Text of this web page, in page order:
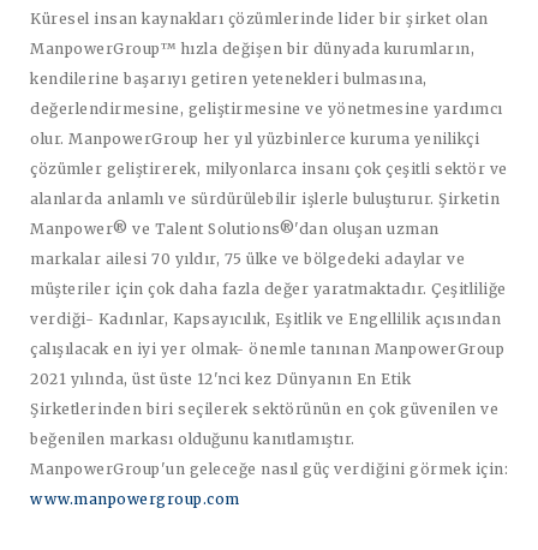
Küresel insan kaynakları çözümlerinde lider bir şirket olan
ManpowerGroup™ hızla değişen bir dünyada kurumların,
kendilerine başarıyı getiren yetenekleri bulmasına,
değerlendirmesine, geliştirmesine ve yönetmesine yardımcı
olur. ManpowerGroup her yıl yüzbinlerce kuruma yenilikçi
çözümler geliştirerek, milyonlarca insanı çok çeşitli sektör ve
alanlarda anlamlı ve sürdürülebilir işlerle buluşturur. Şirketin
Manpower® ve Talent Solutions®'dan oluşan uzman
markalar ailesi 70 yıldır, 75 ülke ve bölgedeki adaylar ve
müşteriler için çok daha fazla değer yaratmaktadır. Çeşitliliğe
verdiği- Kadınlar, Kapsayıcılık, Eşitlik ve Engellilik açısından
çalışılacak en iyi yer olmak- önemle tanınan ManpowerGroup
2021 yılında, üst üste 12'nci kez Dünyanın En Etik
Şirketlerinden biri seçilerek sektörünün en çok güvenilen ve
beğenilen markası olduğunu kanıtlamıştır.
ManpowerGroup'un geleceğe nasıl güç verdiğini görmek için:
www.manpowergroup.com